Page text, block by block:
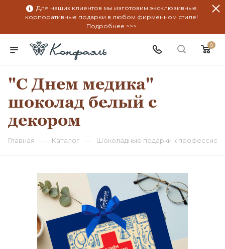
Для наших клиентов мы изготовим эксклюзивные
корпоративные подарки в любом фирменном стиле!
Подробнее >>>
0
"С Днем медика"
шоколад белый с
декором
Главная — Каталог — Шоколадные подарки к